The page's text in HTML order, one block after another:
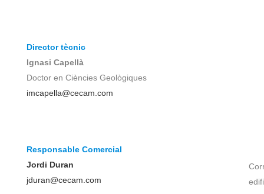
Director tècnic
Ignasi Capellà
Doctor en Ciències Geològiques
imcapella@cecam.com
Responsable Comercial
Jordi Duran
jduran@cecam.com